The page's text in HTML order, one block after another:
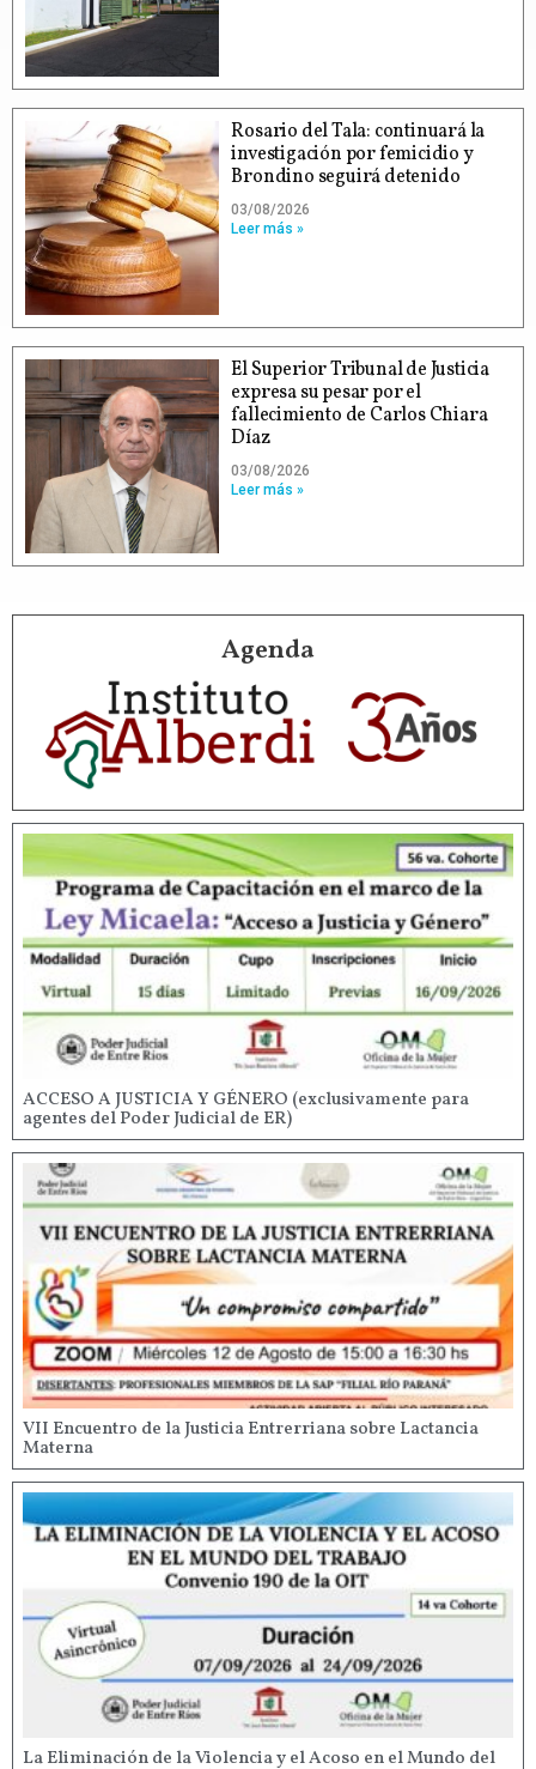
Rosario del Tala: continuará la
investigación por femicidio y
Brondino seguirá detenido
03/08/2026
Leer más »
El Superior Tribunal de Justicia
expresa su pesar por el
fallecimiento de Carlos Chiara
Díaz
03/08/2026
Leer más »
Agenda
ACCESO A JUSTICIA Y GÉNERO (exclusivamente para
agentes del Poder Judicial de ER)
VII Encuentro de la Justicia Entrerriana sobre Lactancia
Materna
La Eliminación de la Violencia y el Acoso en el Mundo del